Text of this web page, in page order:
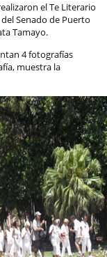
el Te Literario
Senado de Puerto
Tamayo.
4 fotografías
muestra la